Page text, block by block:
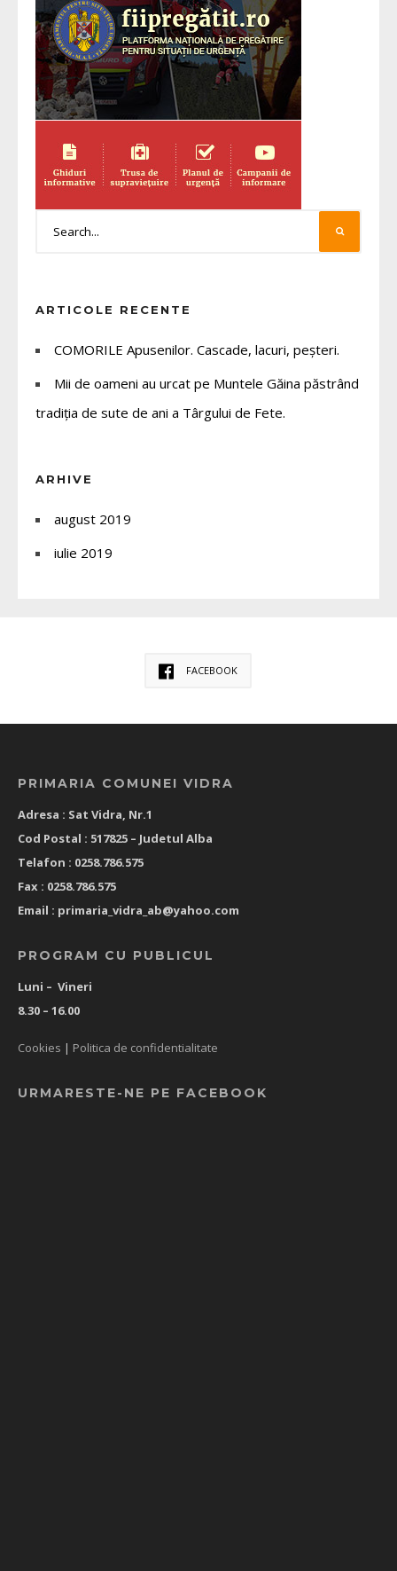
ARTICOLE RECENTE
COMORILE Apusenilor. Cascade, lacuri, peșteri.
Mii de oameni au urcat pe Muntele Găina păstrând
tradiția de sute de ani a Târgului de Fete.
ARHIVE
august 2019
iulie 2019
FACEBOOK
PRIMARIA COMUNEI VIDRA
Adresa : Sat Vidra, Nr.1
Cod Postal : 517825 – Judetul Alba
Telafon : 0258.786.575
Fax : 0258.786.575
Email : primaria_vidra_ab@yahoo.com
PROGRAM CU PUBLICUL
Luni – Vineri
8.30 – 16.00
Cookies | Politica de confidentialitate
URMARESTE-NE PE FACEBOOK